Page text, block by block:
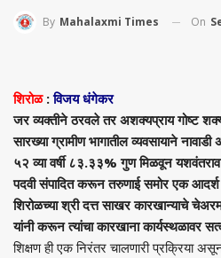
By Mahalaxmi Times On
शिरोळ:विजय धंगेकर
जर व्यक्तीने ठरवले तर अशक्यप्राय गोष्ट
सारख्या ग्रामीण भागातील व्यवसायाने
५२ व्या वर्षी ८३.३३% गुण मिळवून यशवंतराव
पदवी संपादित करून तरुणाई समोर एक आदर्श
शिरोळच्या श्री दत्त साखर कारखान्याचे
यांनी करून त्यांचा कारखाना कार्यस्थळावर
शिक्षण ही एक निरंतर चालणारी प्रक्रिया